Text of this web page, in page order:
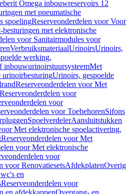
Omega inbouwreservoirs 12
met pneumatische
spoelingReserveonderdelen voor Voor
met elektronische
voor Sanitairmodules voor
VerbruiksmateriaalUrinoirsUrinoirs,
werking,
inbouwurinoirstuursysteemMet
urinoirbesturingUrinoirs, gespoelde
Reserveonderdelen voor Met
Reserveonderdelen voor
voor
voor ToebehorenSifons
SpoelverdelerAansluitstukken
Met elektronische spoelactivering,
Reserveonderdelen voor Met
voor Met elektronische
voor
voor RenovatiesetsAfdekplatenOverig
en
Reserveonderdelen voor
en afdekkappenOvergang- en